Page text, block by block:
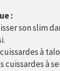
:
son slim
à
cuissardes à